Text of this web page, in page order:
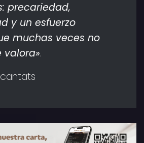
precariedad,
y un esfuerzo
muchas veces no
valora».